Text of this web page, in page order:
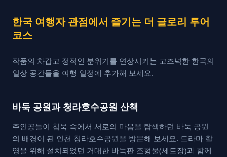
한국 여행자 관점에서 즐기는 더 글로리 투어
코스
작품의 차갑고 정적인 분위기를 연상시키는 고즈넉한 한국의
일상 공간들을 여행 일정에 추가해 보세요.
바둑 공원과 청라호수공원 산책
주인공들이 침묵 속에서 서로의 마음을 탐색하던 바둑 공원
의 배경이 된 인천 청라호수공원을 방문해 보세요. 드라마 촬
영을 위해 설치되었던 거대한 바둑판 조형물(세트장)과 함께